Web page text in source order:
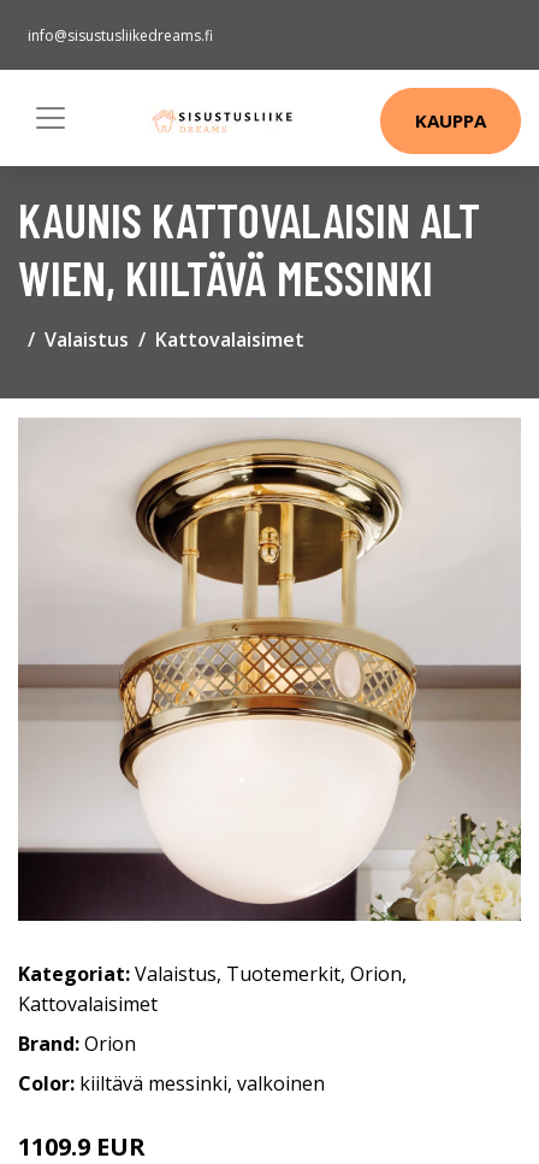
info@sisustusliikedreams.fi
KAUPPA
KAUNIS KATTOVALAISIN ALT
WIEN, KIILTÄVÄ MESSINKI
Valaistus Kattovalaisimet
Kategoriat:Valaistus, Tuotemerkit, Orion,
Kattovalaisimet
Brand:Orion
Color: kiiltävä messinki, valkoinen
1109.9 EUR